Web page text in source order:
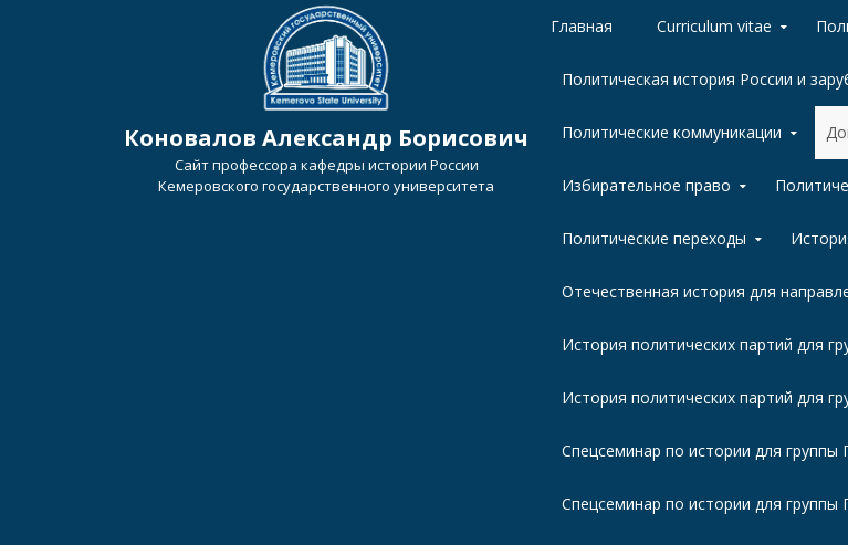
Коновалов Александр Борисович
Сайт профессора кафедры истории России
Кемеровского государственного университета
Главная Curriculum vitae
Политическая история России и
Политические коммуникации
Избирательное право
Политические переходы
Отечественная история для
История политических партий для
История политических партий для
Спецсеминар по истории для
Спецсеминар по истории для